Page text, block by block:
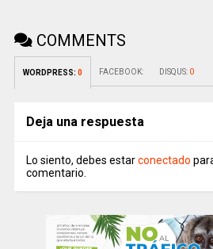
COMMENTS
WORDPRESS: 0 FACEBOOK: DISQUS: 0
Deja una respuesta
Lo siento, debes estarconectado
comentario.